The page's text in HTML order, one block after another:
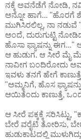
ನಕ್ಕೆ ಅವನೆಡೆಗೆ ನೋಡಿ,
ಅನ್ನೋ ಹಾಗೆ... "ಹೊರಗೆ
ಮುಗಿಸಿರಲಿಲ್ಲ, ನಾ
ಅಂದೆ, ದುರುಗುಟ್ಟಿ
ಹೊಸಾ ಫ್ಯಾಷನ್ನು
ಆ ಹುಡುಗ. ಆ ಸೀರೆ ಮೈ
ನಾವೀಗ ಬಂದಿರೋದು
ಇವಳು ತನಗೆ ಹೇಗೆ
"ಅಮ್ಮನಿಗೆ, ಹೊಸ
ಆಯಿತೆಂದು ಕಾಣುತ್ತೆ,
ಆ ಸೀರೆ ಪಕ್ಕಕ್ಕೆ ಸರಿಸಿಟ್ಟು,
ಬೇರೆ ವರೈಟಿ ತೋರಿಸು,
ಹುಡುಕಾಟದಲ್ಲಿ